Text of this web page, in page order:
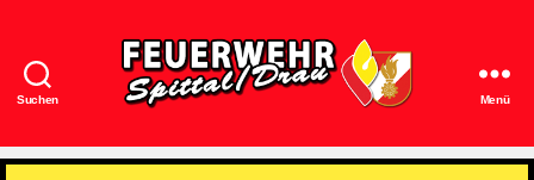
Suchen
Spittal/Drau
Menü